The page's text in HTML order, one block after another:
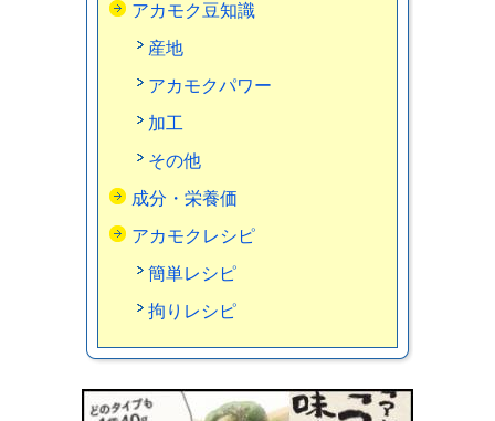
アカモク豆知識
産地
アカモクパワー
加工
その他
成分・栄養価
アカモクレシピ
簡単レシピ
拘りレシピ